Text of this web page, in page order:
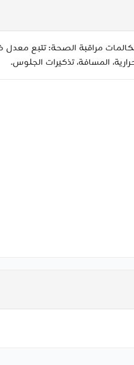
المسافة، تذكيرات الجلوس.